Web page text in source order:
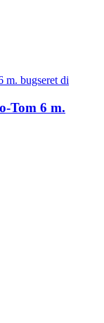
Tom 6 m.